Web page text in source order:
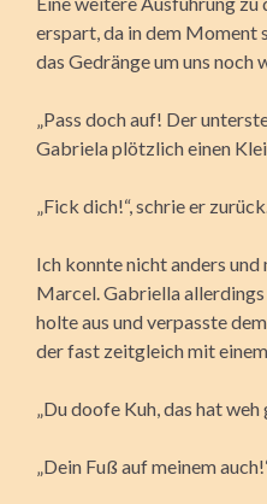
erspart, da in dem Moment
das Gedränge um uns noch
„Pass doch auf! Der
Gabriela plötzlich einen
„Fick dich!“, schrie er zurück.
Ich konnte nicht anders und
Marcel. Gabriella
holte aus und verpasste
der fast zeitgleich mit
„Du doofe Kuh, das hat weh
„Dein Fuß auf meinem